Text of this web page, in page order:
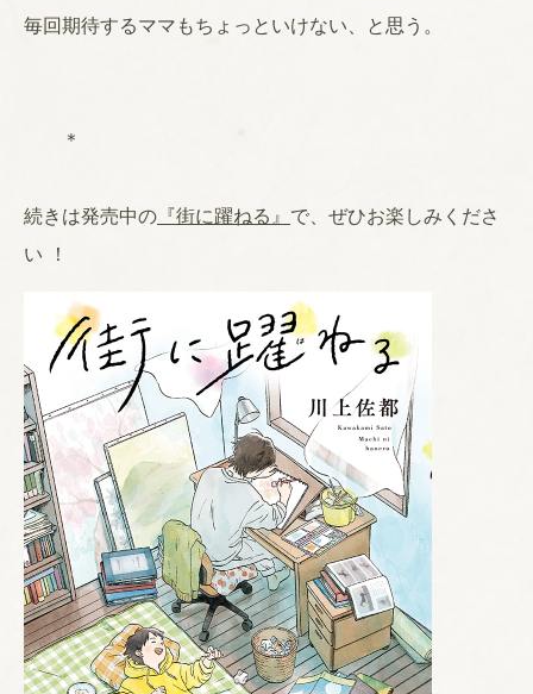
毎回期待するママもちょっといけない、と思う。
＊
続きは発売中の 『街に躍ねる』 で、ぜひお楽しみくださ
い ！